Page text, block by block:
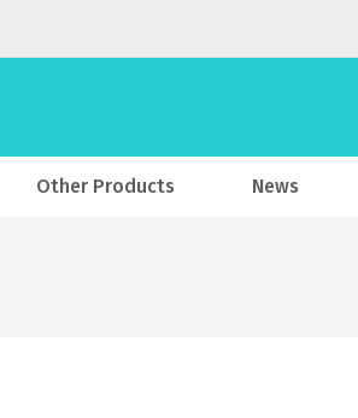
Other Products News